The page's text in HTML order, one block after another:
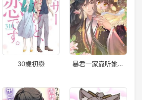
30歲初戀
暴君一家靠听她心